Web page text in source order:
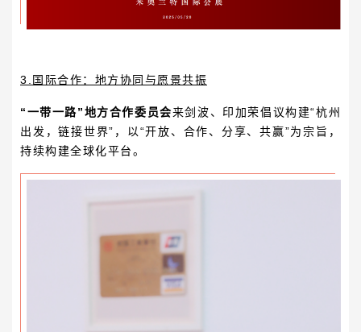
3. 国际合作：地方协同与愿景共振
“一带一路”地方合作委员会来剑波、 印加荣倡议构建“杭州
出发，链接世界”，以“开放、合作、分享、共赢”为宗旨，
持续构建全球化平台。